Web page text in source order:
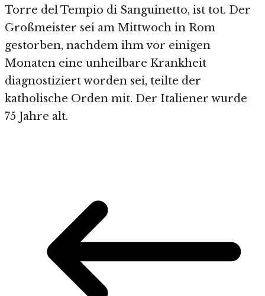
Torre del Tempio di Sanguinetto, ist tot. Der
Großmeister sei am Mittwoch in Rom
gestorben, nachdem ihm vor einigen
Monaten eine unheilbare Krankheit
diagnostiziert worden sei, teilte der
katholische Orden mit. Der Italiener wurde
75 Jahre alt.